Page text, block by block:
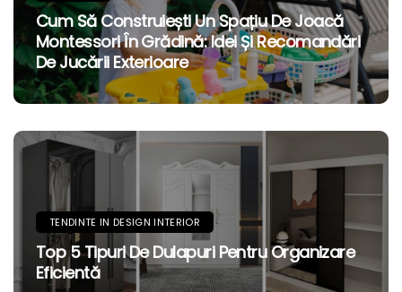
Cum Să Construiești Un Spațiu De Joacă
Montessori În Grădină: Idei Și Recomandări
De Jucării Exterioare
TENDINTE IN DESIGN INTERIOR
Top 5 Tipuri De Dulapuri Pentru Organizare
Eficientă